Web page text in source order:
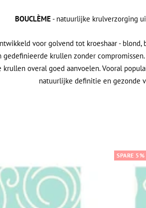
BOUCLÈME- natuurlijke krulverzorging
voor golvend tot kroeshaar -
krullen zonder
overal goed aanvoelen. Vooral
natuurlijke definitie en gezonde
SPARE 5%